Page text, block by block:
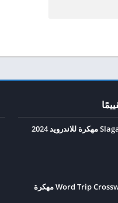
تحميل لعبة Word Trip Crossword مهكرة